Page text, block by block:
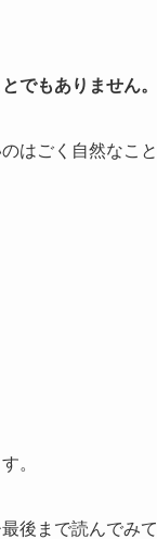
でもありません。
はごく自然なこと
。
後まで読んでみて